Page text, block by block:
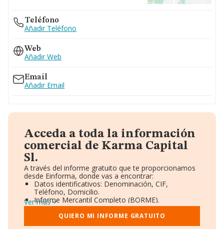
Teléfono
Añadir Teléfono
Web
Añadir Web
Email
Añadir Email
Acceda a toda la información
comercial de Karma Capital
Sl.
A través del informe gratuito que te proporcionamos
desde Einforma, donde vas a encontrar:
Datos identificativos: Denominación, CIF,
Teléfono, Domicilio.
Informe Mercantil Completo (BORME).
Gráficos de Evolución Ventas y Empleados.
Consejo de Administración y Administradores.
Directivos y Ejecutivos.
Ver más
QUIERO MI INFORME GRATUITO